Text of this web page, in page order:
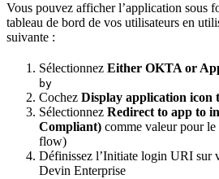
Vous pouvez afficher l’application sous
tableau de bord de vos utilisateurs en
suivante :
Sélectionnez Either OKTA or
by
Cochez Display application icon
Sélectionnez Redirect to app to
Compliant) comme valeur pour
flow)
Définissez l’Initiate login URI sur
Devin Enterprise